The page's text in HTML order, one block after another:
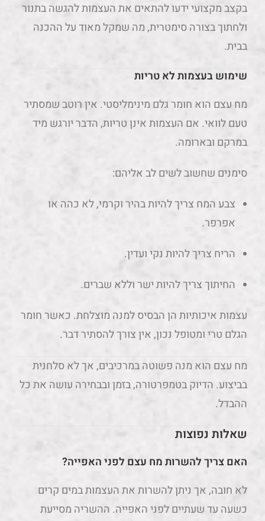
בקצב מקצועי ידעו להתאים את העצמות להגשה בתנור
ולחתוך בצורה סימטרית, מה שמקל מאוד על ההכנה
בבית.
שימוש בעצמות לא טריות
מח עצם הוא חומר גלם מינימליסטי. אין רוטב שמסתיר
טעם לוואי. אם העצמות אינן טריות, הדבר יורגש מיד
במרקם ובארומה.
סימנים שחשוב לשים לב אליהם:
צבע המח צריך להיות בהיר וקרמי, לא כהה או
אפרפר.
הריח צריך להיות נקי ועדין.
החיתוך צריך להיות ישר וללא שברים.
עצמות איכותיות הן הבסיס למנה מוצלחת. כאשר חומר
הגלם טרי ומטופל נכון, אין צורך להסתיר דבר.
מח עצם הוא מנה פשוטה במרכיבים, אך לא סלחנית
בביצוע. הדיוק בטמפרטורה, בזמן ובבחירה עושה את כל
ההבדל.
שאלות נפוצות
האם צריך להשרות מח עצם לפני האפייה?
לא חובה, אך ניתן להשרות את העצמות במים קרים
כשעה עד שעתיים לפני האפייה. ההשריה מסייעת